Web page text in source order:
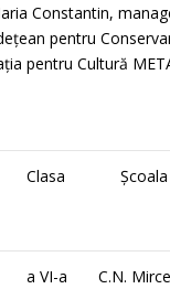
Constantin,
pentru
pentru Cultură
Clasa Școala
a VI-a
C.N.